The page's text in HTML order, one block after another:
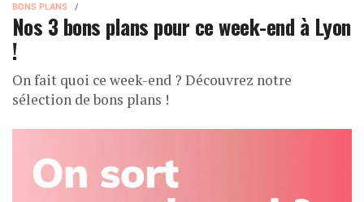
BONS PLANS
Nos 3 bons plans pour ce week-end à Lyon
!
On fait quoi ce week-end ? Découvrez notre
sélection de bons plans !